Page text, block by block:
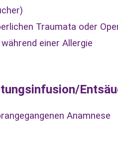
Traumata oder
einer Allergie
Anamnese